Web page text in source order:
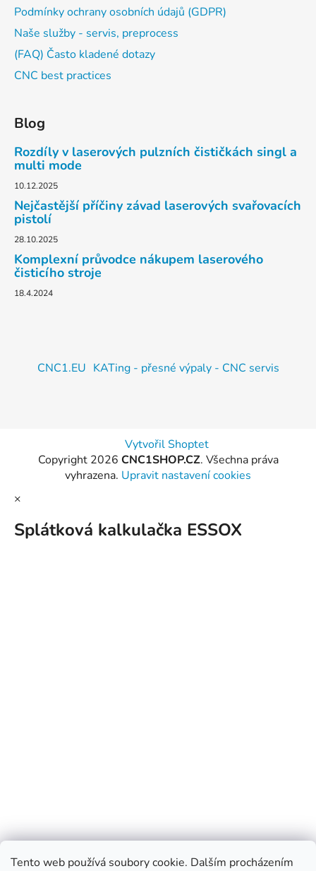
Tento web používá soubory cookie. Dalším procházením
Podmínky ochrany osobních údajů (GDPR)
Naše služby - servis, preprocess
(FAQ) Často kladené dotazy
CNC best practices
Blog
Rozdíly v laserových pulzních čističkách singl a
multi mode
10.12.2025
Nejčastější příčiny závad laserových svařovacích
pistolí
28.10.2025
Komplexní průvodce nákupem laserového
čisticího stroje
18.4.2024
CNC1.EU KATing - přesné výpaly - CNC servis
Vytvořil Shoptet
Copyright 2026 CNC1SHOP.CZ. Všechna práva
vyhrazena. Upravit nastavení cookies
×
Splátková kalkulačka ESSOX